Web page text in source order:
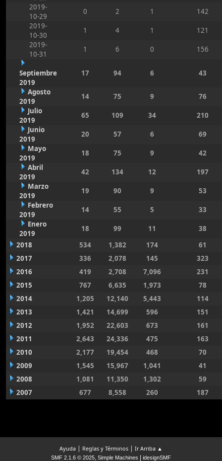
2019-
10-29
0 2 1
142
2019-
10-30
1 4 1
121
2019-
10-31
1 6 0 156
Septiembre
2019
17 94 6 43
Agosto
2019
14 75 9
76
Julio
2019
65 109 34
210
Junio
2019
20 57 6
69
Mayo
2019
18 75 9
42
Abril
2019
42 134 12
197
Marzo
2019
19 90 9
53
Febrero
2019
14 55 5
33
Enero
2019
18 99 11
38
2018
534 1,382 174
61
2017
336 2,078 145
323
2016
419 2,708 7,096
231
2015
767 6,635 1,973
78
2014
1,205 12,140 5,443
114
2013
1,421 14,699 596
151
2012
1,952 22,603 673
161
2011
2,643 24,336 475
163
2010
2,177 19,454 468
70
2009
1,545 15,967 1,041
41
2008
1,081 11,350 1,302
59
2007
677 8,558 260 187
Ayuda | Reglas y Términos | Ir Arriba ▲
SMF 2.1.6 © 2025, Simple Machines idesignSMF